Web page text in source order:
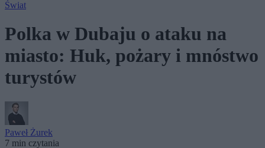
Świat
Polka w Dubaju o ataku na
miasto: Huk, pożary i mnóstwo
turystów
Paweł Żurek
7 min czytania